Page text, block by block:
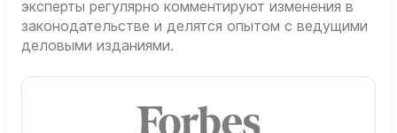
эксперты регулярно комментируют изменения в
законодательстве и делятся опытом с ведущими
деловыми изданиями.